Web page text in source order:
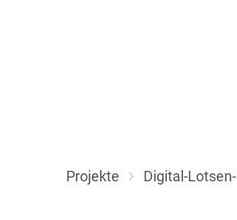
Projekte Digital-